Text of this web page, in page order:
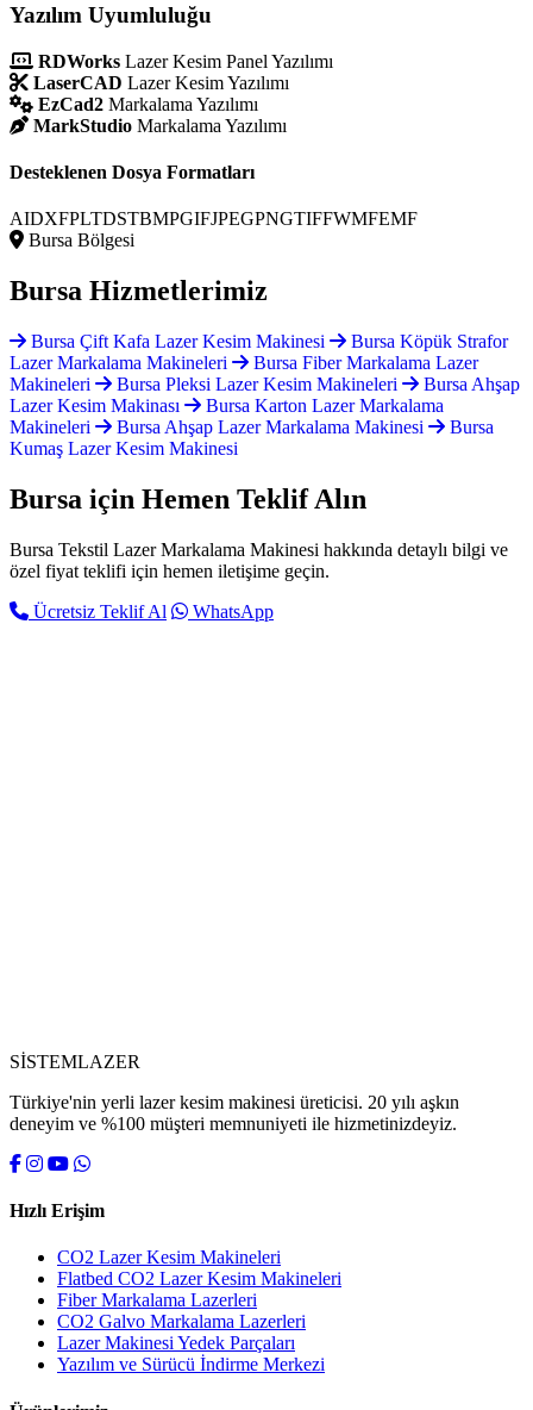
Yazılım Uyumluluğu
RDWorks Lazer Kesim Panel Yazılımı
LaserCAD Lazer Kesim Yazılımı
EzCad2 Markalama Yazılımı
MarkStudio Markalama Yazılımı
Desteklenen Dosya Formatları
AIDXFPLTDSTBMPGIFJPEGPNGTIFFWMFEMF
Bursa Bölgesi
Bursa Hizmetlerimiz
Bursa Çift Kafa Lazer Kesim Makinesi
Bursa Köpük Strafor
Lazer Markalama Makineleri
Bursa Fiber Markalama Lazer
Makineleri
Bursa Pleksi Lazer Kesim Makineleri
Bursa Ahşap
Lazer Kesim Makinası
Bursa Karton Lazer Markalama
Makineleri
Bursa Ahşap Lazer Markalama Makinesi
Bursa
Kumaş Lazer Kesim Makinesi
Bursa için Hemen Teklif Alın
Bursa Tekstil Lazer Markalama Makinesi hakkında detaylı bilgi ve
özel fiyat teklifi için hemen iletişime geçin.
Ücretsiz Teklif Al
WhatsApp
SİSTEMLAZER
Türkiye'nin yerli lazer kesim makinesi üreticisi. 20 yılı aşkın
deneyim ve %100 müşteri memnuniyeti ile hizmetinizdeyiz.
Hızlı Erişim
CO2 Lazer Kesim Makineleri
Flatbed CO2 Lazer Kesim Makineleri
Fiber Markalama Lazerleri
CO2 Galvo Markalama Lazerleri
Lazer Makinesi Yedek Parçaları
Yazılım ve Sürücü İndirme Merkezi